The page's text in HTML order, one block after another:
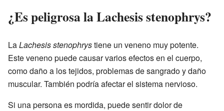
¿Es peligrosa la Lachesis stenophrys?
LaLachesis stenophrystiene un veneno muy potente.
Este veneno puede causar varios efectos en el cuerpo,
como daño a los tejidos, problemas de sangrado y daño
muscular. También podría afectar el sistema nervioso.
Si una persona es mordida, puede sentir dolor de